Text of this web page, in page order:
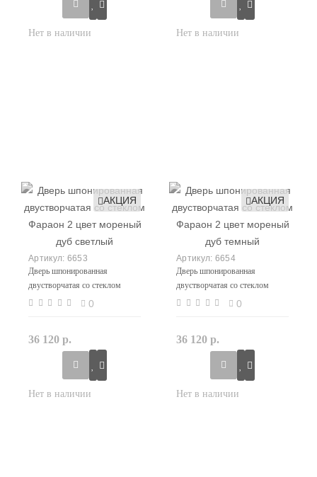
АКЦИЯ
6653
Дверь шпонированная
двустворчатая со стеклом
Фараон 2 цвет мореный дуб
0
36 120 р.
АКЦИЯ
6654
Дверь шпонированная
двустворчатая со стеклом
Фараон 2 цвет мореный дуб
0
36 120 р.